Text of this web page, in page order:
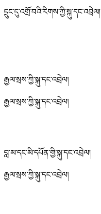
དྲུང་དུ་འགྲོ་བའི་རིགས་ཀྱི་སྐུ་དང་འབྲེལ།
རྒྱལ་སྲས་ཀྱི་སྐུ་དང་འབྲེལ།
རྒྱལ་སྲས་ཀྱི་སྐུ་དང་འབྲེལ།
བླ་མ་དང་མི་དཔོན་གྱི་སྐུ་དང་འབྲེལ།
རྒྱལ་སྲས་ཀྱི་སྐུ་དང་འབྲེལ།